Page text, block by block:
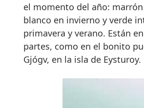
el momento del año:
blanco en invierno y verde
primavera y verano. Están
partes, como en el bonito
Gjógv, en la isla de Eysturoy.